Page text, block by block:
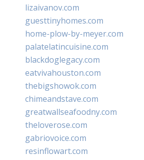
lizaivanov.com
guesttinyhomes.com
home-plow-by-meyer.com
palatelatincuisine.com
blackdoglegacy.com
eatvivahouston.com
thebigshowok.com
chimeandstave.com
greatwallseafoodny.com
theloverose.com
gabriovoice.com
resinflowart.com